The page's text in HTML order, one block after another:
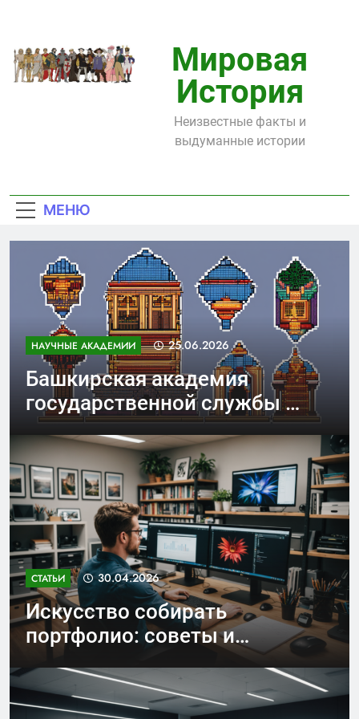
содержимому
Мировая
История
Неизвестные факты и
выдуманные истории
МЕНЮ
НАУЧНЫЕ АКАДЕМИИ 25.06.2026
Башкирская академия
государственной службы и
управления при Главе
Республики Башкортостан
СТАТЬИ 30.04.2026
Искусство собирать
портфолио: советы и
профессионального роста